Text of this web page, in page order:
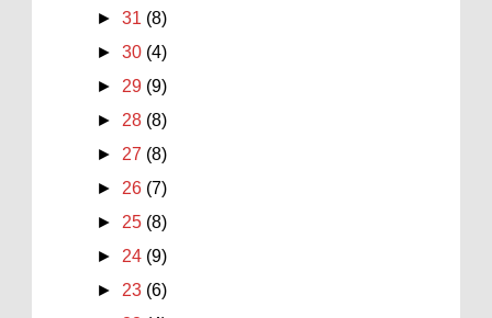
►31 (8)
►30 (4)
► 29 (9)
► 28 (8)
► 27 (8)
► 26 (7)
► 25 (8)
► 24 (9)
► 23 (6)